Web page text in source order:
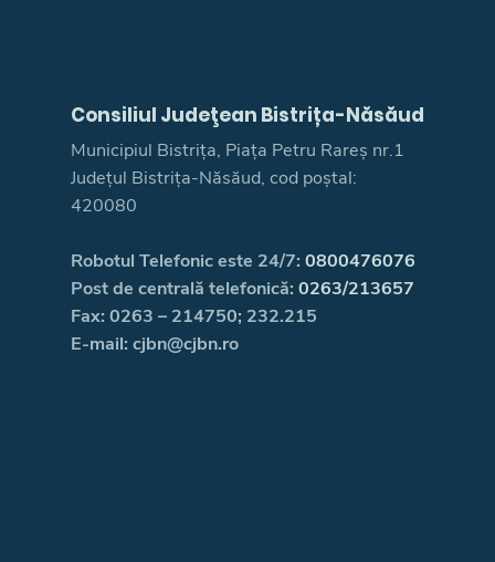
Consiliul Judeţean Bistrița-Năsăud
Municipiul Bistrița, Piața Petru Rareș nr.1
Județul Bistrița-Năsăud, cod poștal:
420080
Robotul Telefonic este 24/7: 0800476076
Post de centrală telefonică: 0263/213657
Fax: 0263 – 214750; 232.215
E-mail: cjbn@cjbn.ro